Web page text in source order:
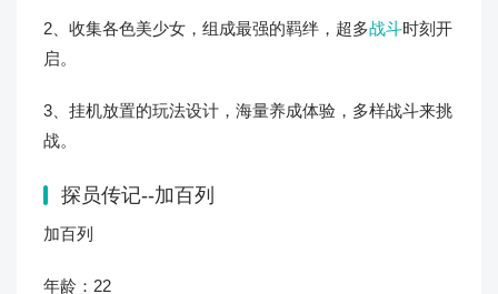
2、收集各色美少女，组成最强的羁绊，超多战斗时刻开
启。
3、挂机放置的玩法设计，海量养成体验，多样战斗来挑
战。
探员传记--加百列
加百列
年龄：22